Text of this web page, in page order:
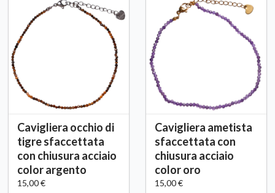
Cavigliera occhio di
tigre sfaccettata
con chiusura acciaio
color argento
15,00 €
Cavigliera ametista
sfaccettata con
chiusura acciaio
color oro
15,00 €